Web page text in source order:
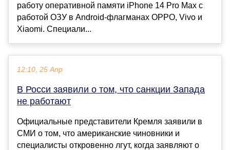
работу оперативной памяти iPhone 14 Pro Max с
работой ОЗУ в Android-флагманах OPPO, Vivo и
Xiaomi. Специали...
12:10, 25 Апр
В Росси заявили о том, что санкции Запада
не работают
Официальные представители Кремля заявили в
СМИ о том, что американские чиновники и
специалисты откровенно лгут, когда заявляют о